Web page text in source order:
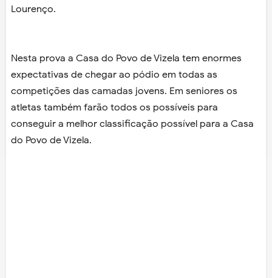
Lourenço.
Nesta prova a Casa do Povo de Vizela tem enormes
expectativas de chegar ao pódio em todas as
competições das camadas jovens. Em seniores os
atletas também farão todos os possíveis para
conseguir a melhor classificação possível para a Casa
do Povo de Vizela.